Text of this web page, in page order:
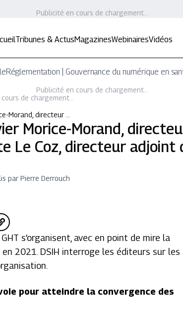
Publicité en cours de chargement...
Tribunes & ActusMagazinesWebinairesVidéos
Réglementation | Gouvernance du numérique en
Publicité en cours de chargement...
de chargement...
Morand, directeur …
Morice-Morand,
Le Coz, directeur adjoint
par Pierre Derrouch
s’organisent, avec en point de mire la
2021. DSIH interroge les éditeurs sur les
pour atteindre la convergence des